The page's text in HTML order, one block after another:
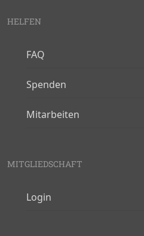
HELFEN
FAQ
Spenden
Mitarbeiten
MITGLIEDSCHAFT
Login